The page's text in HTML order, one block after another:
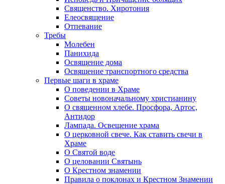
Священство. Хиротония
Елеосвящение
Отпевание
Требы
Молебен
Панихида
Освящение дома
Освящение транспортного средства
Первые шаги в храме
О поведении в Храме
Советы новоначальному христианину
О священном хлебе. Просфора, Артос,
Антидор
Лампада. Освещение храма
О церковной свече. Как ставить свечи в
Храме
О Святой воде
О целовании Святынь
О Крестном знамении
Правила о поклонах и Крестном Знамении